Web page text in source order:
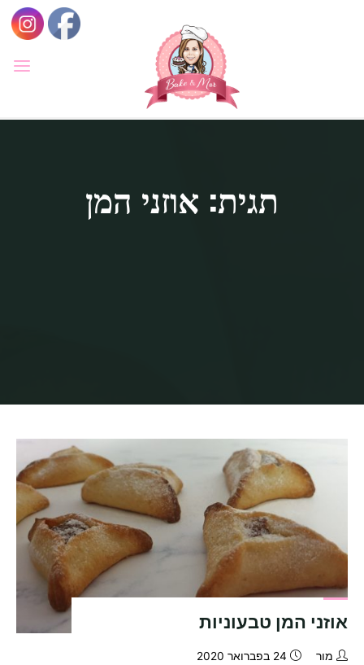
MOR
תגית: אוזני המן
אוזני המן טבעוניות
מור 24 בפברואר 2020